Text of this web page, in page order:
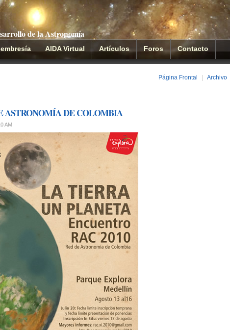
de la Astronomía
AIDA Virtual Artículos Foros Contacto
Página Frontal Archivo
ASTRONOMÍA DE COLOMBIA
AM